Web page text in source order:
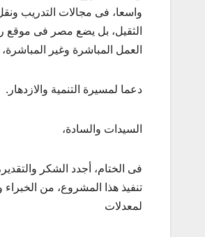
واسعا، فى مجالات التدريب
الثقيل، بل يضع مصر فى موقع
العمل المباشرة وغير المباشرة،
دعما لمسيرة التنمية والازدهار.
السيدات والسادة،
فى الختام، أجدد الشكر
تنفيذ هذا المشروع، من
لمعدلات